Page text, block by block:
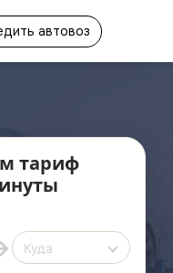
автовоз
тариф